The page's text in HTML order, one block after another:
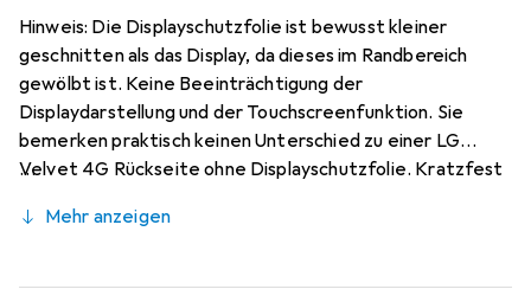
Hinweis: Die Displayschutzfolie ist bewusst kleiner
geschnitten als das Display, da dieses im Randbereich
gewölbt ist. Keine Beeinträchtigung der
Displaydarstellung und der Touchscreenfunktion. Sie
bemerken praktisch keinen Unterschied zu einer LG
Velvet 4G Rückseite ohne Displayschutzfolie. Kratzfest
beständig gegen Kratzer und Abrasion! 4H Bleistifthärte.
dieses gewölbt ist (siehe Fotos), blasenfrei und jederzeit
Mehr anzeigen